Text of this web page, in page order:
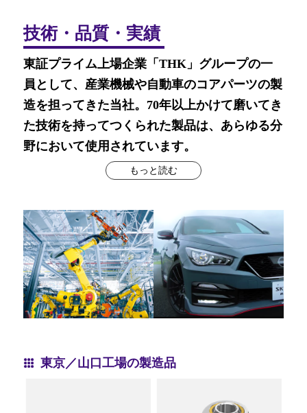
技術・品質・実績
東証プライム上場企業「THK」グループの一
員として、産業機械や自動車のコアパーツの製
造を担ってきた当社。70年以上かけて磨いてき
た技術を持ってつくられた製品は、あらゆる分
野において使用されています。
もっと読む
東京／山口工場の製造品